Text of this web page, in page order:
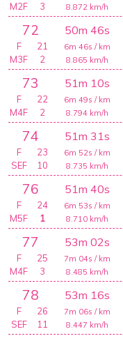
8.872 km/h
M2F
3
72 50m 46s
6m 46s / km
8.865 km/h
F
21
M3F
2
73 51m 10s
6m 49s / km
8.794 km/h
F
22
M4F
2
74 51m 31s
6m 52s / km
8.735 km/h
F
23
SEF
10
76 51m 40s
6m 53s / km
8.710 km/h
F
24
M5F
1
77 53m 02s
7m 04s / km
8.485 km/h
F
25
M4F
3
78 53m 16s
7m 06s / km
8.447 km/h
F
26
SEF
11